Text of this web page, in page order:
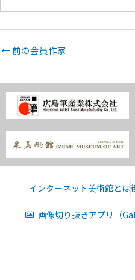
← 前の会員作家
インターネット美術館とは
画像切り抜きアプリ（